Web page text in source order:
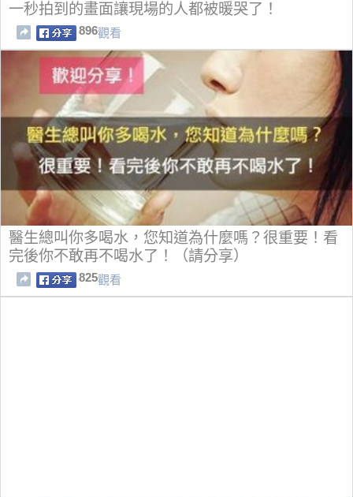
一秒拍到的畫面讓現場的人都被暖哭了！
896觀看
醫生總叫你多喝水，您知道為什麼嗎？很重要！看
完後你不敢再不喝水了！（請分享）
825觀看